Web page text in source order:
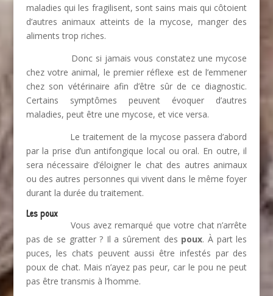
maladies qui les fragilisent, sont sains mais qui côtoient
d’autres animaux atteints de la mycose, manger des
aliments trop riches.
Donc si jamais vous constatez une mycose
chez votre animal, le premier réflexe est de l’emmener
chez son vétérinaire afin d’être sûr de ce diagnostic.
Certains symptômes peuvent évoquer d’autres
maladies, peut être une mycose, et vice versa.
Le traitement de la mycose passera d’abord
par la prise d’un antifongique local ou oral. En outre, il
sera nécessaire d’éloigner le chat des autres animaux
ou des autres personnes qui vivent dans le même foyer
durant la durée du traitement.
Les poux
Vous avez remarqué que votre chat n’arrête
pas de se gratter ? Il a sûrement des poux. À part les
puces, les chats peuvent aussi être infestés par des
poux de chat. Mais n’ayez pas peur, car le pou ne peut
pas être transmis à l’homme.